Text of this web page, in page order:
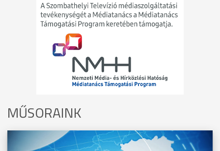
MŰSORAINK